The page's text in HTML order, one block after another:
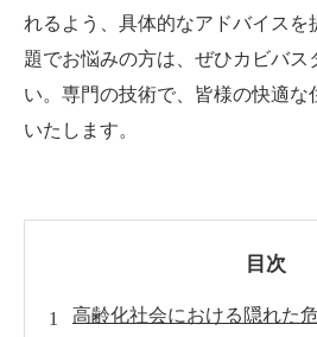
れるよう、具体的なアドバイスを
題でお悩みの方は、ぜひカビバス
い。専門の技術で、皆様の快適な
いたします。
目次
高齢化社会における隠れた